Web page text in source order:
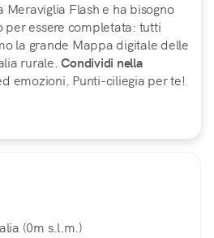
Meraviglia Flash e ha bisogno
per essere completata: tutti
la grande Mappa digitale delle
rurale.Condividi nella
emozioni. Punti-ciliegia per te!
(0m s.l.m.)